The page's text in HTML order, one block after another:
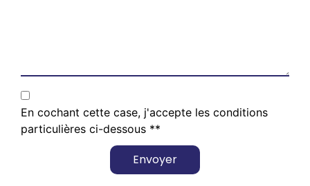
En cochant cette case, j'accepte les conditions
particulières ci-dessous **
Envoyer